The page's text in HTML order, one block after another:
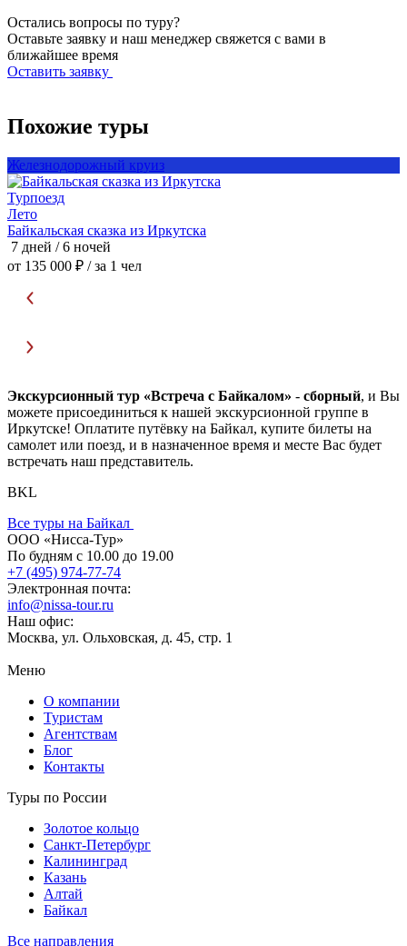
Остались вопросы по туру?
Оставьте заявку и наш менеджер свяжется с вами в
ближайшее время
Оставить заявку
Похожие туры
Железнодорожный круиз
Турпоезд
Лето
Байкальская сказка из Иркутска
7 дней / 6 ночей
от 135 000 ₽ / за 1 чел
Экскурсионный тур «Встреча с Байкалом» - сборный, и Вы
можете присоединиться к нашей экскурсионной группе в
Иркутске! Оплатите путёвку на Байкал, купите билеты на
самолет или поезд, и в назначенное время и месте Вас будет
встречать наш представитель.
BKL
Все туры на Байкал
ООО «Нисса-Тур»
По будням с 10.00 до 19.00
+7 (495) 974-77-74
Электронная почта:
info@nissa-tour.ru
Наш офис:
Москва, ул. Ольховская, д. 45, стр. 1
Меню
О компании
Туристам
Агентствам
Блог
Контакты
Туры по России
Золотое кольцо
Санкт-Петербург
Калининград
Казань
Алтай
Байкал
Все направления